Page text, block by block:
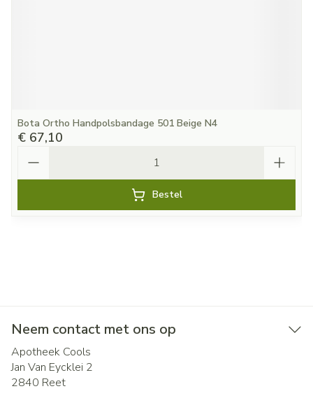
Bota Ortho Handpolsbandage 501 Beige N4
€ 67,10
Bestel
Neem contact met ons op
Apotheek Cools
Jan Van Eycklei 2
2840 Reet